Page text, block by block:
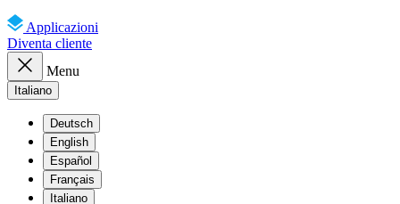
Applicazioni
Diventa cliente
Menu
Italiano
Deutsch
English
Español
Français
Italiano